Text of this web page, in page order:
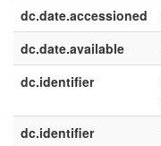
dc.date.accessioned
dc.date.available
dc.identifier
dc.identifier